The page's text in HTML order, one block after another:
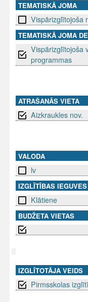
L
V
TEMATISKĀ JOMA
Vispārizglītojoša
TEMATISKĀ JOMA
Vispārizglītojoša
programmas
ATRAŠANĀS VIETA
Aizkraukles nov.
VALODA
lv
IZGLĪTĪBAS
Klātiene
BUDŽETA VIETAS
IZGLĪTOTĀJA VEIDS
Pirmsskolas
SEKO MUMS